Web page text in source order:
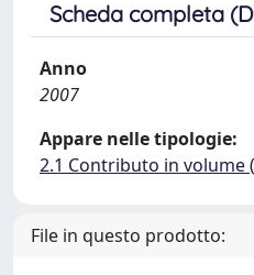
Scheda completa
Anno
2007
Appare nelle tipologie:
2.1 Contributo in volume
File in questo prodotto: